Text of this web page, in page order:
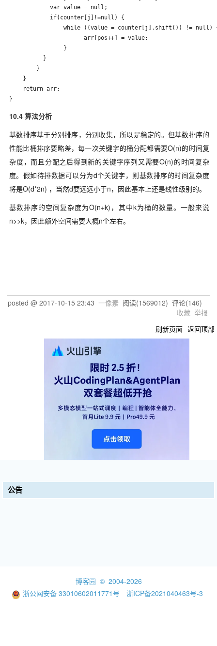
            var value = null;
            if(counter[j]!=null) {
while ((value = counter[j].shift()) != null)
                      arr[pos++] = value;
                }
          }
        }
    }
    return arr;
}
10.4 算法分析
基数排序基于分别排序，分别收集，所以是稳定的。但基数排序的
性能比桶排序要略差，每一次关键字的桶分配都需要O(n)的时间复
杂度，而且分配之后得到新的关键字序列又需要O(n)的时间复杂
度。假如待排数据可以分为d个关键字，则基数排序的时间复杂度
将是O(d*2n) ，当然d要远远小于n，因此基本上还是线性级别的。
基数排序的空间复杂度为O(n+k)，其中k为桶的数量。一般来说
n>>k，因此额外空间需要大概n个左右。
posted @ 2017-10-15 23:43 一像素 阅读(1569012) 评论(146)
收藏 举报
刷新页面 返回顶部
公告
博客园 © 2004-2026
浙公网安备 33010602011771号
浙ICP备2021040463号-3